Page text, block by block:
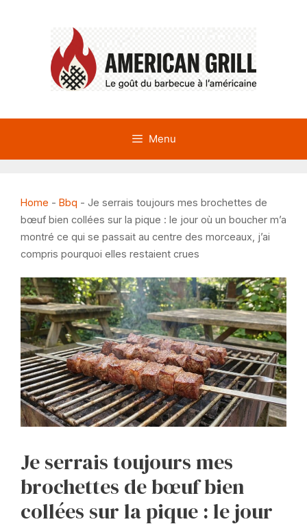
Menu
Home - Bbq - Je serrais toujours mes brochettes de
bœuf bien collées sur la pique : le jour où un boucher m’a
montré ce qui se passait au centre des morceaux, j’ai
compris pourquoi elles restaient crues
Je serrais toujours mes
brochettes de bœuf bien
collées sur la pique : le jour